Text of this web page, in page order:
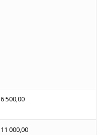
6 500,00
11 000,00